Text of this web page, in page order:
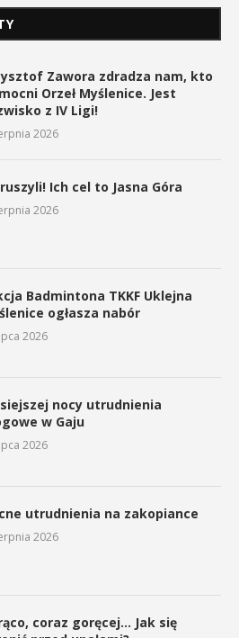
Zawora zdradza nam, kto
Orzeł Myślenice. Jest
z IV Ligi!
2026
Ich cel to Jasna Góra
2026
Badmintona TKKF Uklejna
ogłasza nabór
2026
nocy utrudnienia
w Gaju
2026
utrudnienia na zakopiance
2026
coraz goręcej… Jak się